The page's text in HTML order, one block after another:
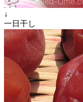
↓
一日干し